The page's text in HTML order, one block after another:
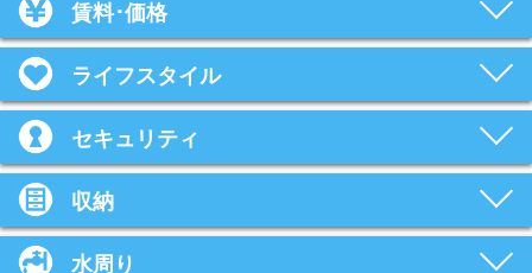
賃料･価格
ライフスタイル
セキュリティ
収納
水周り